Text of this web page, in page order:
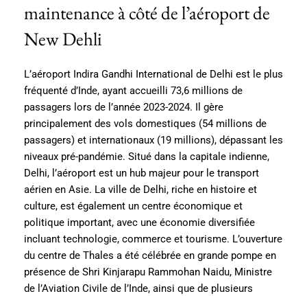
maintenance à côté de l’aéroport de
New Dehli
L’aéroport Indira Gandhi International de Delhi est le plus
fréquenté d’Inde, ayant accueilli 73,6 millions de
passagers lors de l’année 2023-2024. Il gère
principalement des vols domestiques (54 millions de
passagers) et internationaux (19 millions), dépassant les
niveaux pré-pandémie. Situé dans la capitale indienne,
Delhi, l’aéroport est un hub majeur pour le transport
aérien en Asie. La ville de Delhi, riche en histoire et
culture, est également un centre économique et
politique important, avec une économie diversifiée
incluant technologie, commerce et tourisme. L’ouverture
du centre de Thales a été célébrée en grande pompe en
présence de Shri Kinjarapu Rammohan Naidu, Ministre
de l’Aviation Civile de l’Inde, ainsi que de plusieurs